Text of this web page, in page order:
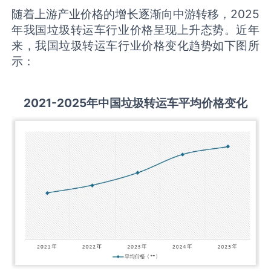
随着上游产业价格的增长逐渐向中游转移，2025
年我国垃圾转运车行业价格呈现上升态势。近年
来，我国垃圾转运车行业价格变化趋势如下图所
示：
2021-2025年中国垃圾转运车平均价格变化